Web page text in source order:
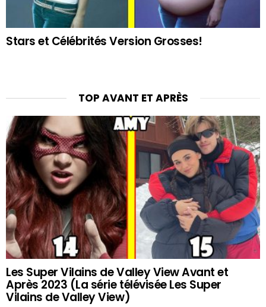
Stars et Célébrités Version Grosses!
TOP AVANT ET APRÈS
Les Super Vilains de Valley View Avant et
Après 2023 (La série télévisée Les Super
Vilains de Valley View)